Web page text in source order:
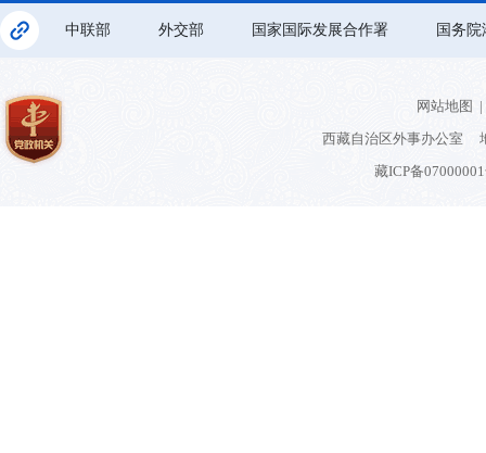
中联部 外交部 国家国际发展合作署 国务
网站地图 |
西藏自治区外事办公室
藏ICP备